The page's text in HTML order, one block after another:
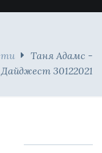
Таня Адамс -
Дайджест 30122021